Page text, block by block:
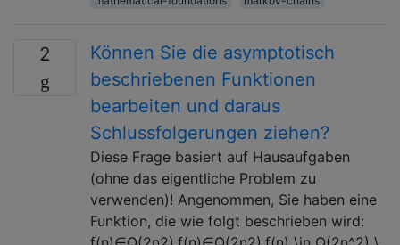
2
Können Sie die asymptotisch
beschriebenen Funktionen
bearbeiten und daraus
Schlussfolgerungen ziehen?
Diese Frage basiert auf Hausaufgaben
(ohne das eigentliche Problem zu
verwenden)! Angenommen, Sie haben eine
Funktion, die wie folgt beschrieben wird: